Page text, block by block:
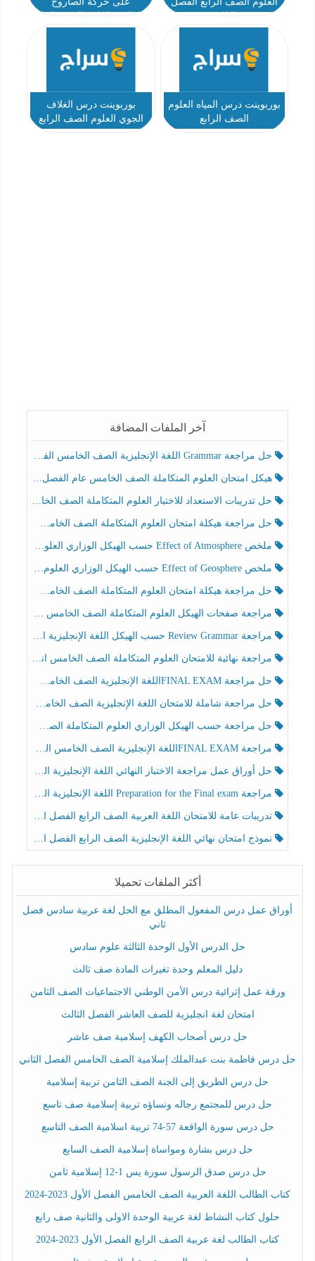
بوربوينت درس المياه العلوم
الصف الرابع
بوربوينت درس الغلاف
الجوي العلوم الصف الرابع
آخر الملفات المضافة
حل مراجعة Grammar اللغة الإنجليزية الصف الخامس الفصل الثالث
هيكل امتحان العلوم المتكاملة الصف الخامس عام الفصل الدراسي الثالث 2025-2026
حل تدريبات الاستعداد للاختبار العلوم المتكاملة الصف الخامس عام الفصل الثالث
حل مراجعة هيكلة امتحان العلوم المتكاملة الصف الخامس انسبير الفصل الثالث
ملخص Effect of Atmosphere حسب الهيكل الوزاري العلوم المتكاملة الصف الخامس انسبير الفصل الثالث
ملخص Effect of Geosphere حسب الهيكل الوزاري العلوم المتكاملة الصف الخامس انسبير الفصل الثالث
حل مراجعة هيكلة امتحان العلوم المتكاملة الصف الخامس عام الفصل الثالث
مراجعة صفحات الهيكل العلوم المتكاملة الصف الخامس انسبير الفصل الثالث
مراجعة Review Grammar حسب الهيكل اللغة الإنجليزية الصف الخامس الفصل الثالث
مراجعة نهائية للامتحان العلوم المتكاملة الصف الخامس انسبير الفصل الثالث
حل مراجعة FINAL EXAMاللغة الإنجليزية الصف الخامس الفصل الثالث
حل مراجعة شاملة للامتحان اللغة الإنجليزية الصف الخامس الفصل الثالث
حل مراجعة حسب الهيكل الوزاري العلوم المتكاملة الصف الخامس عام الفصل الثالث
مراجعة FINAL EXAMاللغة الإنجليزية الصف الخامس الفصل الثالث
حل أوراق عمل مراجعة الاختبار النهائي اللغة الإنجليزية الصف الرابع الفصل الثالث
مراجعة Preparation for the Final exam اللغة الإنجليزية الصف الرابع الفصل الثالث
تدريبات عامة للامتحان اللغة العربية الصف الرابع الفصل الثالث
نموذج امتحان نهائي اللغة الإنجليزية الصف الرابع الفصل الثالث
أكثر الملفات تحميلا
أوراق عمل درس المفعول المطلق مع الحل لغة عربية سادس فصل
ثاني
حل الدرس الأول الوحدة الثالثة علوم سادس
دليل المعلم وحدة تغيرات المادة صف ثالث
ورقة عمل إثرائية درس الأمن الوطني الاجتماعيات الصف الثامن
امتحان لغة انجليزية للصف العاشر الفصل الثالث
حل درس أصحاب الكهف إسلامية صف عاشر
حل درس فاطمة بنت عبدالملك إسلامية الصف الخامس الفصل الثاني
حل درس الطريق إلى الجنة الصف الثامن تربية إسلامية
حل درس للمجتمع رجاله ونساؤه تربية إسلامية صف تاسع
حل درس سورة الواقعة 57-74 تربية اسلامية الصف التاسع
حل درس بشارة ومواساة إسلامية الصف السابع
حل درس صدق الرسول سورة يس 1-12 إسلامية ثامن
كتاب الطالب اللغة العربية الصف الخامس الفصل الأول 2023-2024
حلول كتاب النشاط لغة عربية الوحدة الاولى والثانية صف رابع
كتاب الطالب لغة عربية الصف الرابع الفصل الأول 2023-2024